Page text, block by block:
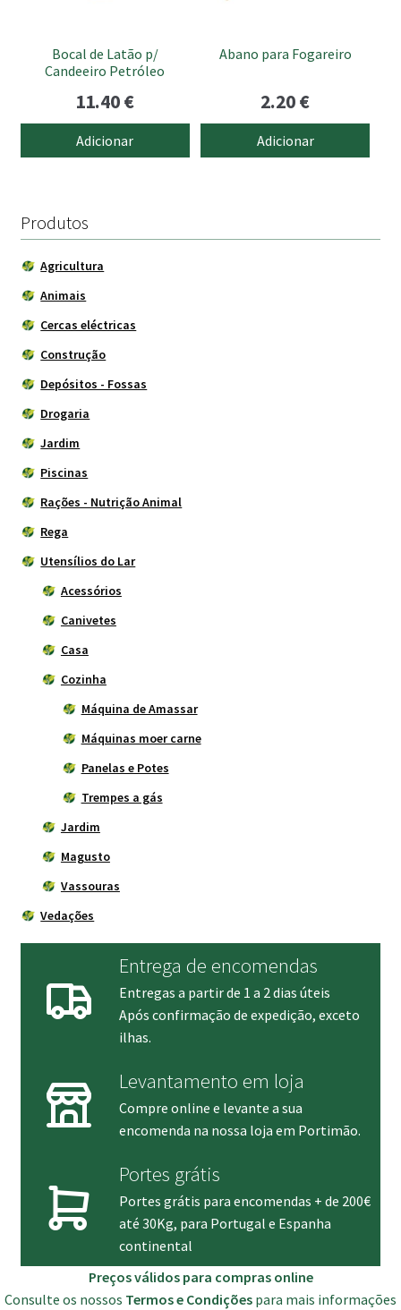
Bocal de Latão p/
Candeeiro Petróleo
11.40€
Adicionar
Abano para Fogareiro
2.20€
Adicionar
Produtos
Agricultura
Animais
Cercas eléctricas
Construção
Depósitos - Fossas
Drogaria
Jardim
Piscinas
Rações - Nutrição Animal
Rega
Utensílios do Lar
Acessórios
Canivetes
Casa
Cozinha
Máquina de Amassar
Máquinas moer carne
Panelas e Potes
Trempes a gás
Jardim
Magusto
Vassouras
Vedações
Entrega de encomendas
Entregas a partir de 1 a 2 dias úteis
Após confirmação de expedição, exceto
ilhas.
Levantamento em loja
Compre online e levante a sua
encomenda na nossa loja em Portimão.
Portes grátis
Portes grátis para encomendas + de 200€
até 30Kg, para Portugal e Espanha
continental
Preços válidos para compras online
Consulte os nossos Termos e Condições para mais informações